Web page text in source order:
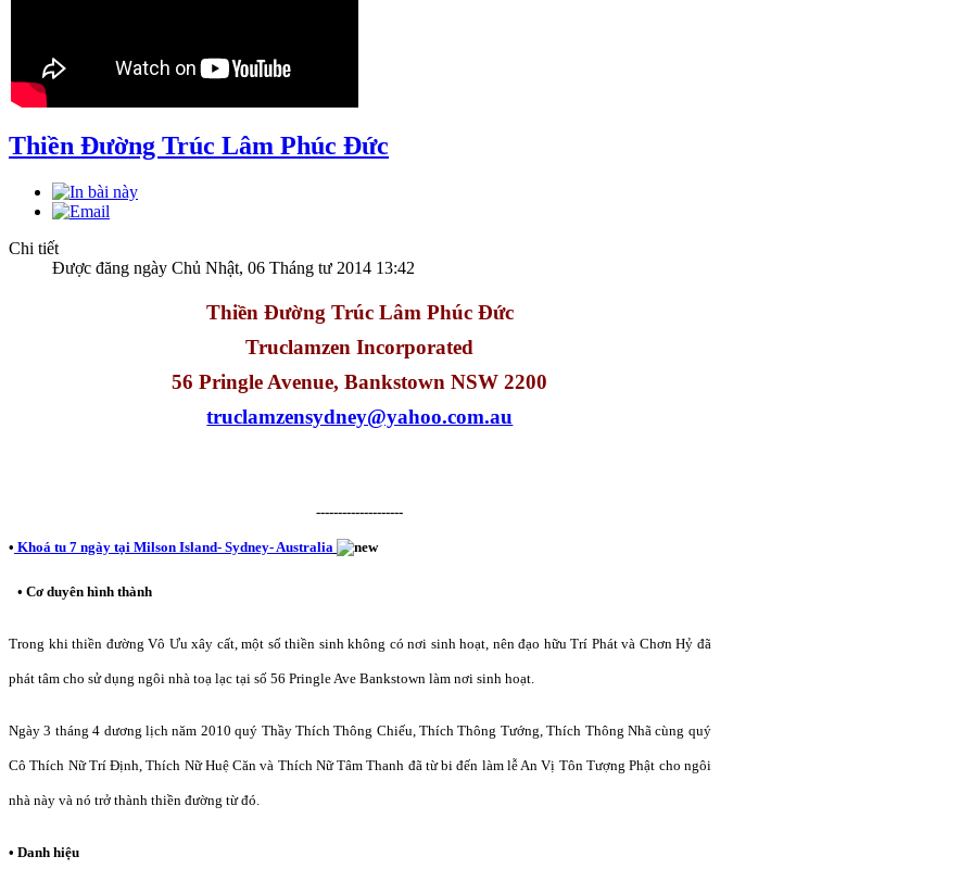
Thiền Đường Trúc Lâm Phúc Đức
Chi tiết
Được đăng ngày Chủ Nhật, 06 Tháng tư 2014 13:42
Thiền Đường Trúc Lâm Phúc Đức
Truclamzen Incorporated
56 Pringle Avenue, Bankstown NSW 2200
truclamzensydney@yahoo.com.au
--------------------
• Khoá tu 7 ngày tại Milson Island- Sydney- Australia
• Cơ duyên hình thành
Trong khi thiền đường Vô Ưu xây cất, một số thiền sinh không có nơi sinh hoạt, nên đạo hữu Trí Phát và Chơn Hỷ đã
phát tâm cho sử dụng ngôi nhà toạ lạc tại số 56 Pringle Ave Bankstown làm nơi sinh hoạt.
Ngày 3 tháng 4 dương lịch năm 2010 quý Thầy Thích Thông Chiếu, Thích Thông Tướng, Thích Thông Nhã cùng quý
Cô Thích Nữ Trí Định, Thích Nữ Huệ Căn và Thích Nữ Tâm Thanh đã từ bi đến làm lễ An Vị Tôn Tượng Phật cho ngôi
nhà này và nó trở thành thiền đường từ đó.
• Danh hiệu